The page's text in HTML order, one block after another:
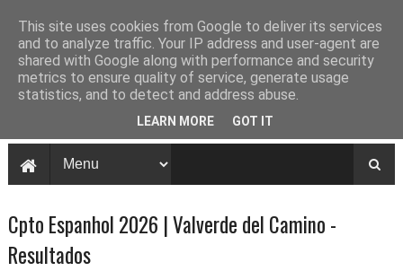
Cpto Espanhol 2026 | Valverde del Camino -
Resultados
This site uses cookies from Google to deliver its services
and to analyze traffic. Your IP address and user-agent are
shared with Google along with performance and security
metrics to ensure quality of service, generate usage
statistics, and to detect and address abuse.
LEARN MORE GOT IT